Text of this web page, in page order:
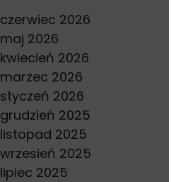
czerwiec 2026
maj 2026
kwiecień 2026
marzec 2026
styczeń 2026
grudzień 2025
listopad 2025
wrzesień 2025
lipiec 2025